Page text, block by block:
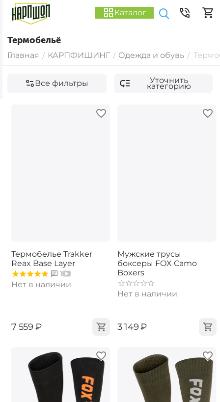
Каталог
Термобельё
Главная / КАРПФИШИНГ / Одежда и обувь /
Все фильтры Уточнить
категорию
Термобелье Trakker
Reax Base Layer
1
Нет в наличии
‍7 559‍ ₽
Мужские трусы
боксеры FOX Camo
Boxers
Нет в наличии
‍3 149‍₽